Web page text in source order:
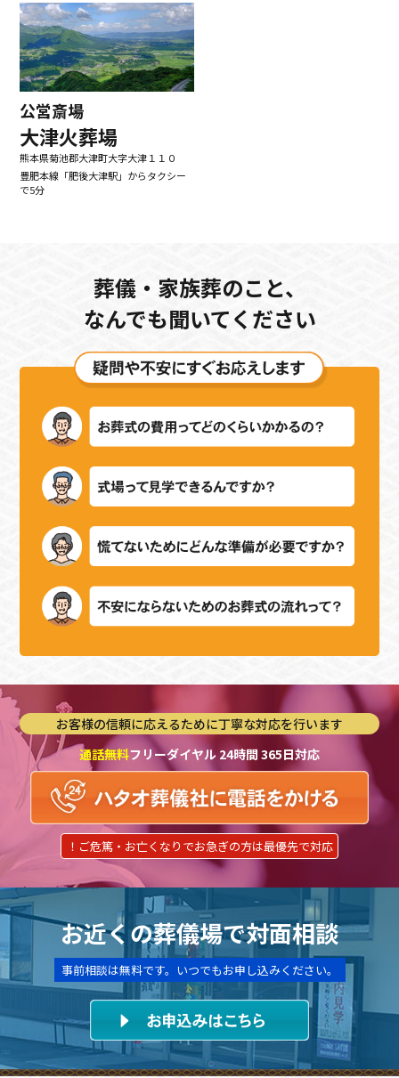
公営斎場
大津火葬場
熊本県菊池郡大津町大字大津１１０
豊肥本線「肥後大津駅」からタクシー
で5分
葬儀・家族葬のこと、
なんでも聞いてください
お客様の信頼に応えるために丁寧な対応を行います
通話無料フリーダイヤル 24時間 365日対応
！ご危篤・お亡くなりでお急ぎの方は最優先で対応
お近くの葬儀場で対面相談
事前相談は無料です。いつでもお申し込みください。